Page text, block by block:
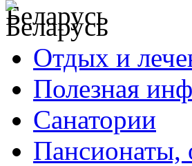
Беларусь
Отдых и
Полезная
Санатории